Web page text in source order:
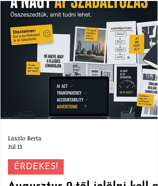
ÉRDEKES!
Laszlo Berta
Jul 13